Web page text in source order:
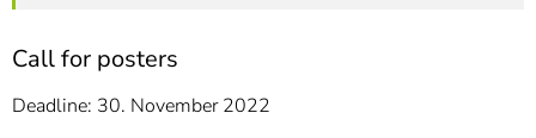
Call for posters
Deadline: 30. November 2022